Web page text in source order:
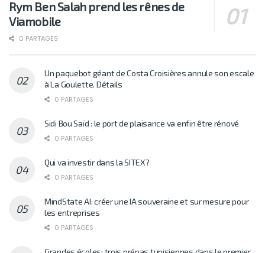
Rym Ben Salah prend les rênes de
Viamobile
0 PARTAGES
Un paquebot géant de Costa Croisières annule son escale
à La Goulette. Détails
0 PARTAGES
Sidi Bou Saïd : le port de plaisance va enfin être rénové
0 PARTAGES
Qui va investir dans la SITEX?
0 PARTAGES
MindState AI: créer une IA souveraine et sur mesure pour
les entreprises
0 PARTAGES